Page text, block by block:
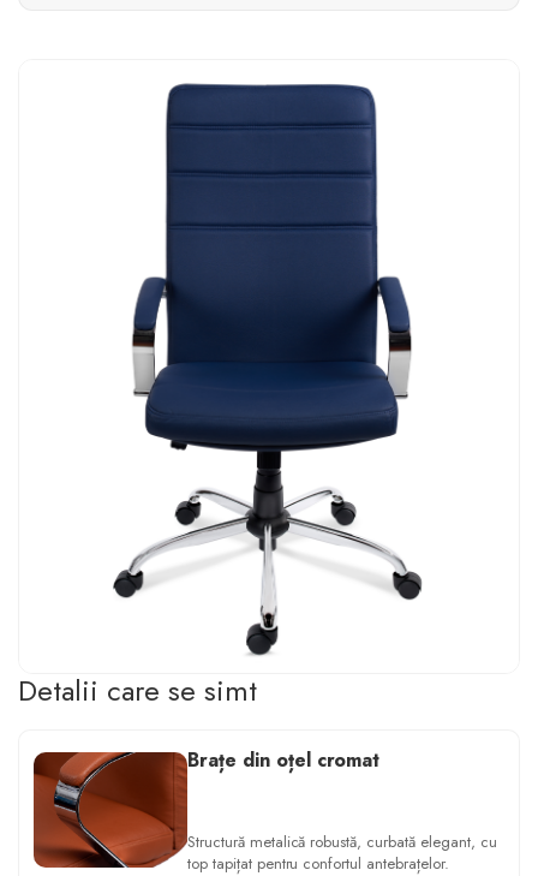
Detalii care se simt
Brațe din oțel cromat
Structură metalică robustă, curbată elegant, cu
top tapițat pentru confortul antebrațelor.